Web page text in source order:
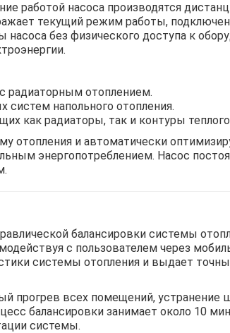
работой насоса производятся
текущий режим работы,
без физического доступа к
радиаторным отоплением.
систем напольного отопления.
как радиаторы, так и контуры теплого
отопления и автоматически
энергопотреблением. Насос
балансировки системы
с пользователем через
системы отопления и выдает
прогрев всех помещений, устранение
балансировки занимает около 10
системы.